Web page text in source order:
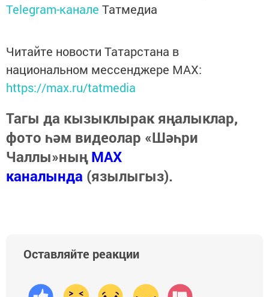
Telegram-канале Татмедиа
Читайте новости Татарстана в
национальном мессенджере MАХ:
https://max.ru/tatmedia
Тагы да кызыклырак яңалыклар,
фото һәм видеолар «Шәһри
Чаллы»ныңMAX
каналында (язылыгыз).
Оставляйте реакции